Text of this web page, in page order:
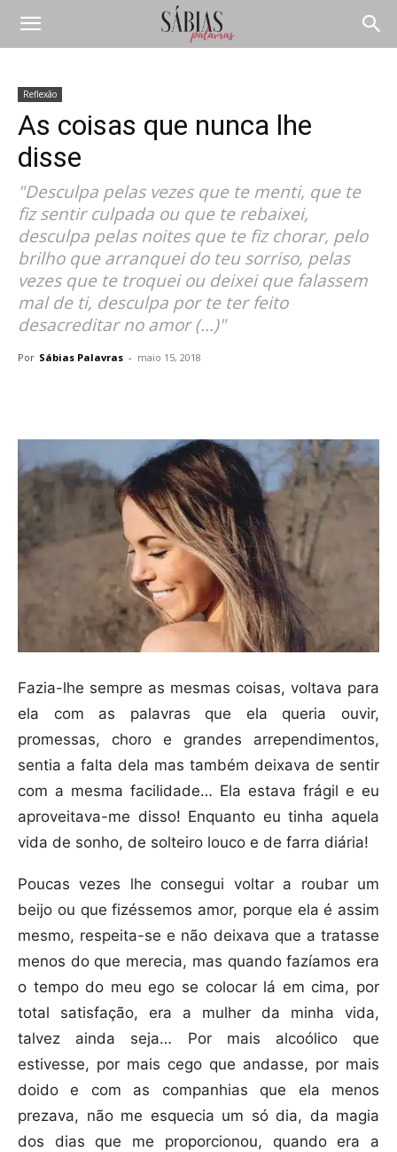
Reflexão
As coisas que nunca lhe
disse
"Desculpa pelas vezes que te menti, que te
fiz sentir culpada ou que te rebaixei,
desculpa pelas noites que te fiz chorar, pelo
brilho que arranquei do teu sorriso, pelas
vezes que te troquei ou deixei que falassem
mal de ti, desculpa por te ter feito
desacreditar no amor (...)"
Por Sábias Palavras - maio 15, 2018
Fazia-lhe sempre as mesmas coisas, voltava para
ela com as palavras que ela queria ouvir,
promessas, choro e grandes arrependimentos,
sentia a falta dela mas também deixava de sentir
com a mesma facilidade… Ela estava frágil e eu
aproveitava-me disso! Enquanto eu tinha aquela
vida de sonho, de solteiro louco e de farra diária!
Poucas vezes lhe consegui voltar a roubar um
beijo ou que fizéssemos amor, porque ela é assim
mesmo, respeita-se e não deixava que a tratasse
menos do que merecia, mas quando fazíamos era
o tempo do meu ego se colocar lá em cima, por
total satisfação, era a mulher da minha vida,
talvez ainda seja… Por mais alcoólico que
estivesse, por mais cego que andasse, por mais
doido e com as companhias que ela menos
prezava, não me esquecia um só dia, da magia
dos dias que me proporcionou, quando era a